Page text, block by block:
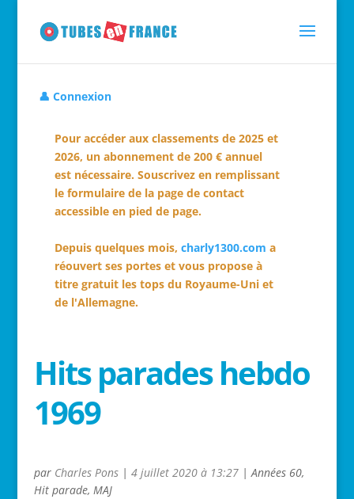
👤 Connexion
Pour accéder aux classements de 2025 et
2026, un abonnement de 200 € annuel
est nécessaire. Souscrivez en remplissant
le formulaire de la page de contact
accessible en pied de page.
Depuis quelques mois, charly1300.com a
réouvert ses portes et vous propose à
titre gratuit les tops du Royaume-Uni et
de l'Allemagne.
Hits parades hebdo
1969
par Charles Pons| 4 juillet 2020 à 13:27|Années 60,
Hit parade, MAJ